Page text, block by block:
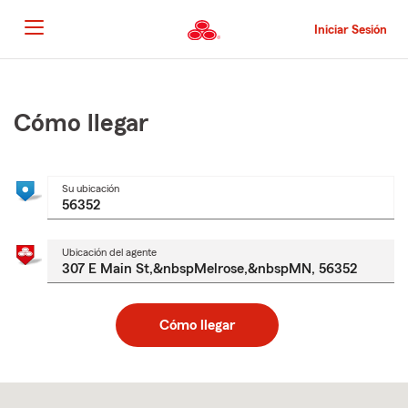
al
contenido
principal
Iniciar Sesión
principal
Cómo llegar
Su ubicación
Ubicación del agente
Cómo llegar
to